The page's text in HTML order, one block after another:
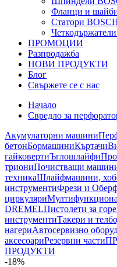
Фланци и
Статори
ПРОМОЦИИ
Разпродажба
НОВИ ПРОДУКТИ
Блог
Свържете се с нас
Начало
Свредло за
Акумулаторни машини
бетонБормашиниКъртачи
гайковертиЪглошлайфи
триониПочистващи
техникаШлайфмашини,
инструментиФрези и
циркуляри
DREMELПистолети за
инструментиТакери и
нагериАвтосервизно
аксесоариРезервни части
ПРОДУКТИ
-18%